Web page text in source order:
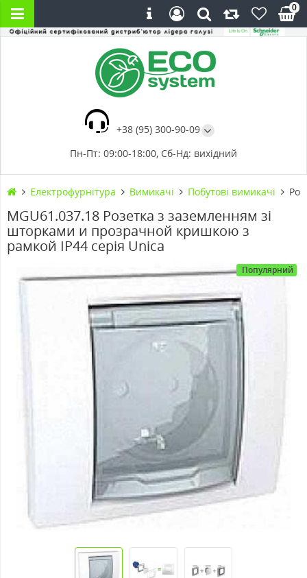
+38 (95) 300-90-09
Пн-Пт: 09:00-18:00, Сб-Нд: вихідний
0
Електрофурнітура Вимикачі Побутові вимикачі
MGU61.037.18 Розетка з заземленням зі
шторками и прозрачной кришкою з
рамкой IP44 серія Unica
Популярний